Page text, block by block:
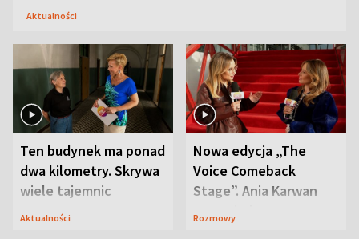
Aktualności
Ten budynek ma ponad
dwa kilometry. Skrywa
wiele tajemnic
Aktualności
Nowa edycja „The
Voice Comeback
Stage”. Ania Karwan
zapowiada
Rozmowy